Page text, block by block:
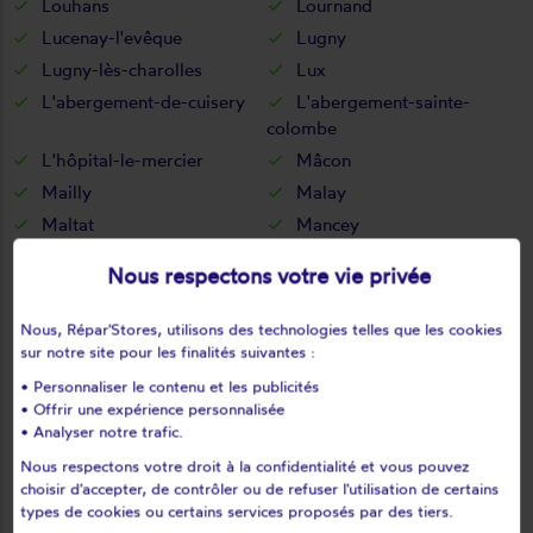
Louhans
Lournand
Lucenay-l'evêque
Lugny
Lugny-lès-charolles
Lux
L'abergement-de-cuisery
L'abergement-sainte-
colombe
L'hôpital-le-mercier
Mâcon
Mailly
Malay
Maltat
Mancey
Marcilly-lès-buxy
Marigny
Marizy
Marly-sous-issy
Marly-sur-arroux
Marmagne
Marnay
Martailly-lès-brancion
Martigny-le-comte
Massilly
Mazille
Mellecey
Ménetreuil
Mercurey
Nous respectons votre vie privée
Nous, Répar'Stores, utilisons des technologies telles que les cookies
sur notre site pour les finalités suivantes :
• Personnaliser le contenu et les publicités
• Offrir une expérience personnalisée
• Analyser notre trafic.
Nous respectons votre droit à la confidentialité et vous pouvez
choisir d'accepter, de contrôler ou de refuser l'utilisation de certains
types de cookies ou certains services proposés par des tiers.